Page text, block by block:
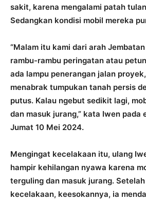
sakit, karena mengalami patah
Sedangkan kondisi mobil mereka
“Malam itu kami dari arah
rambu-rambu peringatan atau
ada lampu penerangan jalan
menabrak tumpukan tanah persis
putus. Kalau ngebut sedikit lagi,
dan masuk jurang,” kata Iwen pada
Jumat 10 Mei 2024.
Mengingat kecelakaan itu, ulang
hampir kehilangan nyawa karena
terguling dan masuk jurang.
kecelakaan, keesokannya, ia